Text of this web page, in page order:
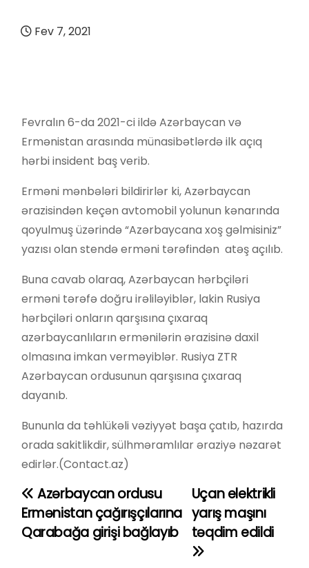
Fev 7, 2021
Fevralın 6-da 2021-ci ildə Azərbaycan və
Ermənistan arasında münasibətlərdə ilk açıq
hərbi insident baş verib.
Erməni mənbələri bildirirlər ki, Azərbaycan
ərazisindən keçən avtomobil yolunun kənarında
qoyulmuş üzərində “Azərbaycana xoş gəlmisiniz”
yazısı olan stendə erməni tərəfindən atəş açılıb.
Buna cavab olaraq, Azərbaycan hərbçiləri
erməni tərəfə doğru irəliləyiblər, lakin Rusiya
hərbçiləri onların qarşısına çıxaraq
azərbaycanlıların ermənilərin ərazisinə daxil
olmasına imkan verməyiblər. Rusiya ZTR
Azərbaycan ordusunun qarşısına çıxaraq
dayanıb.
Bununla da təhlükəli vəziyyət başa çatıb, hazırda
orada sakitlikdir, sülhməramlılar əraziyə nəzarət
edirlər.(Contact.az)
Y
a
Uçan elektrikli
yarış maşını
təqdim edildi
Azərbaycan ordusu
Ermənistan çağırışçılarına
Qarabağa girişi bağlayıb